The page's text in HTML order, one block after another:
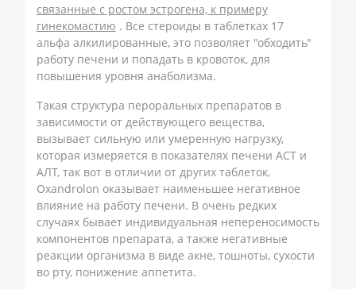
связанные с ростом эстрогена, к примеру
гинекомастию . Все стероиды в таблетках 17
альфа алкилированные, это позволяет "обходить"
работу печени и попадать в кровоток, для
повышения уровня анаболизма.
Такая структура пероральных препаратов в
зависимости от действующего вещества,
вызывает сильную или умеренную нагрузку,
которая измеряется в показателях печени АСТ и
АЛТ, так вот в отличии от других таблеток,
Oxandrolon оказывает наименьшее негативное
влияние на работу печени. В очень редких
случаях бывает индивидуальная непереносимость
компонентов препарата, а также негативные
реакции организма в виде акне, тошноты, сухости
во рту, понижение аппетита.